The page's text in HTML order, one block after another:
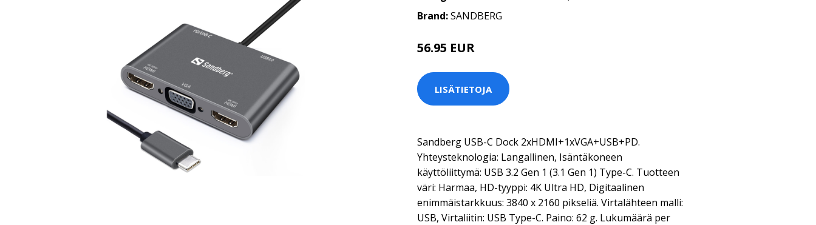
Brand:SANDBERG
56.95 EUR
LISÄTIETOJA
Sandberg USB-C Dock 2xHDMI+1xVGA+USB+PD.
Yhteysteknologia: Langallinen, Isäntäkoneen
käyttöliittymä: USB 3.2 Gen 1 (3.1 Gen 1) Type-C. Tuotteen
väri: Harmaa, HD-tyyppi: 4K Ultra HD, Digitaalinen
enimmäistarkkuus: 3840 x 2160 pikseliä. Virtalähteen malli:
USB, Virtaliitin: USB Type-C. Paino: 62 g. Lukumäärä per